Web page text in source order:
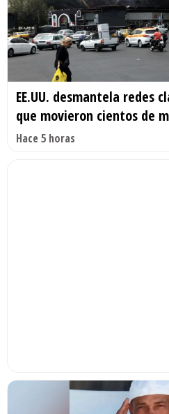
EE.UU. desmantela redes
que movieron cientos de
Hace 5 horas